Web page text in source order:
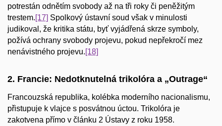
potrestán odnětím svobody až na tři roky či peněžitým
trestem. [17] Spolkový ústavní soud však v minulosti
judikoval, že kritika státu, byť vyjádřená skrze symboly,
požívá ochrany svobody projevu, pokud nepřekročí mez
nenávistného projevu. [18]
2. Francie: Nedotknutelná trikolóra a „Outrage“
Francouzská republika, kolébka moderního nacionalismu,
přistupuje k vlajce s posvátnou úctou. Trikolóra je
zakotvena přímo v článku 2 Ústavy z roku 1958.